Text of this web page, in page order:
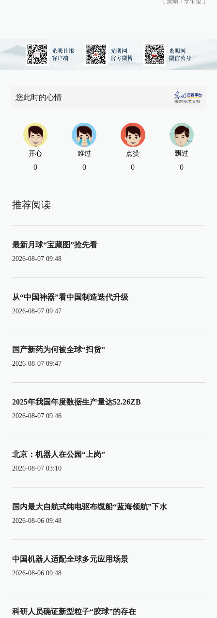
您此时的心情
开心
0
难过
0
点赞
0
飘过
0
推荐阅读
最新月球“宝藏图”抢先看
2026-08-07 09:48
从“中国神器”看中国制造迭代升级
2026-08-07 09:47
国产新药为何被全球“扫货”
2026-08-07 09:47
2025年我国年度数据生产量达52.26ZB
2026-08-07 09:46
北京：机器人在公园“上岗”
2026-08-07 03:10
国内最大自航式纯电驱布缆船“蓝海领航”下水
2026-08-06 09:48
中国机器人适配全球多元应用场景
2026-08-06 09:48
科研人员确证新型粒子“胶球”的存在